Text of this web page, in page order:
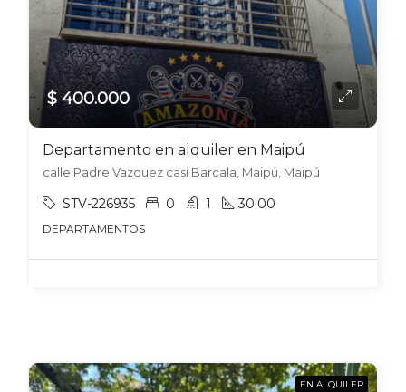
$ 400.000
Departamento en alquiler en Maipú
calle Padre Vazquez casi Barcala, Maipú, Maipú
STV-226935 0 1 30.00
DEPARTAMENTOS
EN ALQUILER